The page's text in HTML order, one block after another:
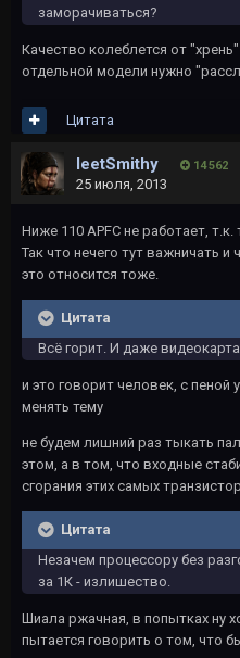
заморачиваться?
Качество колеблется от
отдельной модели нужно
Цитата
leetSmithy 14 562
25 июля, 2013
Ниже 110 APFC не работает,
Так что нечего тут важничать и
это относится тоже.
Цитата
Всё горит. И даже
и это говорит человек, с пеной
менять тему
не будем лишний раз тыкать
этом, а в том, что входные
сгорания этих самых
Цитата
Незачем процессору без
за 1К - излишество.
Шиала ржачная, в попытках ну
пытается говорить о том, что